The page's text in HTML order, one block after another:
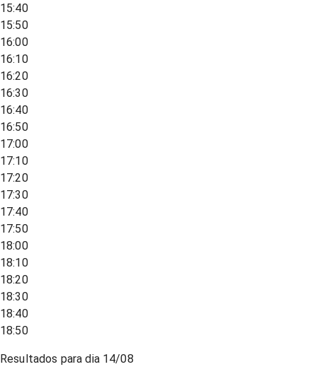
15:40
15:50
16:00
16:10
16:20
16:30
16:40
16:50
17:00
17:10
17:20
17:30
17:40
17:50
18:00
18:10
18:20
18:30
18:40
18:50
Resultados para dia 14/08